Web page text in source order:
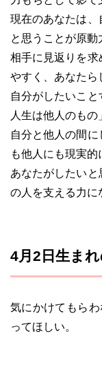
現在のあなたは、
と思うことが原動
相手に見返りを
やすく、あなたら
自分がしたいこ
人生は他人のもの
自分と他人の間
も他人にも現実的
あなたがしたい
の人を支える力に
4月2日生ま
気にかけてもら
ってほしい。